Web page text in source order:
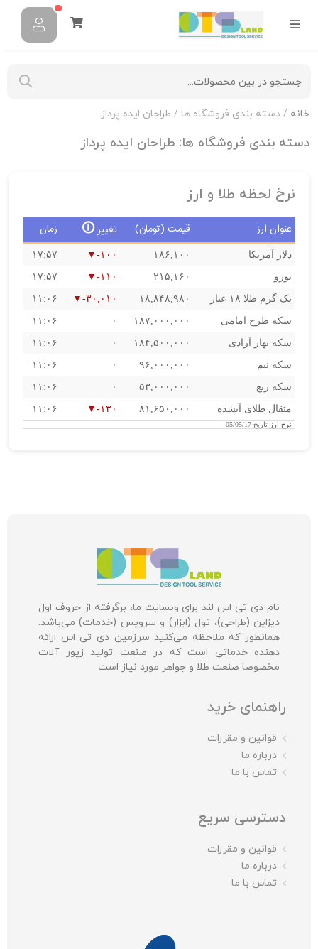
خانه / دسته بندی فروشگاه ها / طراحان ایده پرداز
دسته بندی فروشگاه ها: طراحان ایده پرداز
نرخ لحظه طلا و ارز
عنوان ارز قیمت (تومان) تغییر🛈 زمان
دلار آمریکا ۱۸۶,۱۰۰ -۱۰۰ ۱۷:۵۷
یورو ۲۱۵,۱۶۰ -۱۱۰ ۱۷:۵۷
یک گرم طلا ۱۸ عیار ۱۸,۸۴۸,۹۸۰ -۳۰,۰۱۰ ۱۱:۰۶
سکه طرح امامی ۱۸۷,۰۰۰,۰۰۰ ۰ ۱۱:۰۶
سکه بهار آزادی ۱۸۴,۵۰۰,۰۰۰ ۰ ۱۱:۰۶
سکه نیم ۹۶,۰۰۰,۰۰۰ ۰ ۱۱:۰۶
سکه ربع ۵۳,۰۰۰,۰۰۰ ۰ ۱۱:۰۶
مثقال طلای آبشده ۸۱,۶۵۰,۰۰۰ -۱۳۰ ۱۱:۰۶
نرخ ارز تاریخ 05/05/17
نام دی تی اس لند برای وبسایت ما، برگرفته از حروف اول
دیزاین (طراحی)، تول (ابزار) و سرویس (خدمات) می‌باشد.
همانطور که ملاحظه می‌کنید سرزمین دی تی اس ارائه
دهنده خدماتی است که در صنعت تولید زیور آلات
مخصوصا صنعت طلا و جواهر مورد نیاز است.
راهنمای خرید
قوانین و مقررات
درباره ما
تماس با ما
دسترسی سریع
قوانین و مقررات
درباره ما
تماس با ما